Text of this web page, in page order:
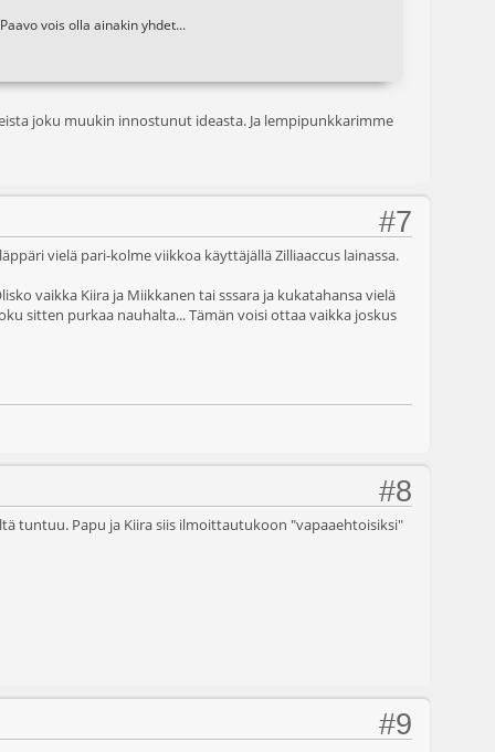
vois olla ainakin yhdet...
joku muukin innostunut ideasta. Ja lempipunkkarimme
#7
vielä pari-kolme viikkoa käyttäjällä Zilliaaccus lainassa.
vaikka Kiira ja Miikkanen tai sssara ja kukatahansa vielä
sitten purkaa nauhalta... Tämän voisi ottaa vaikka joskus
#8
tuntuu. Papu ja Kiira siis ilmoittautukoon "vapaaehtoisiksi"
#9